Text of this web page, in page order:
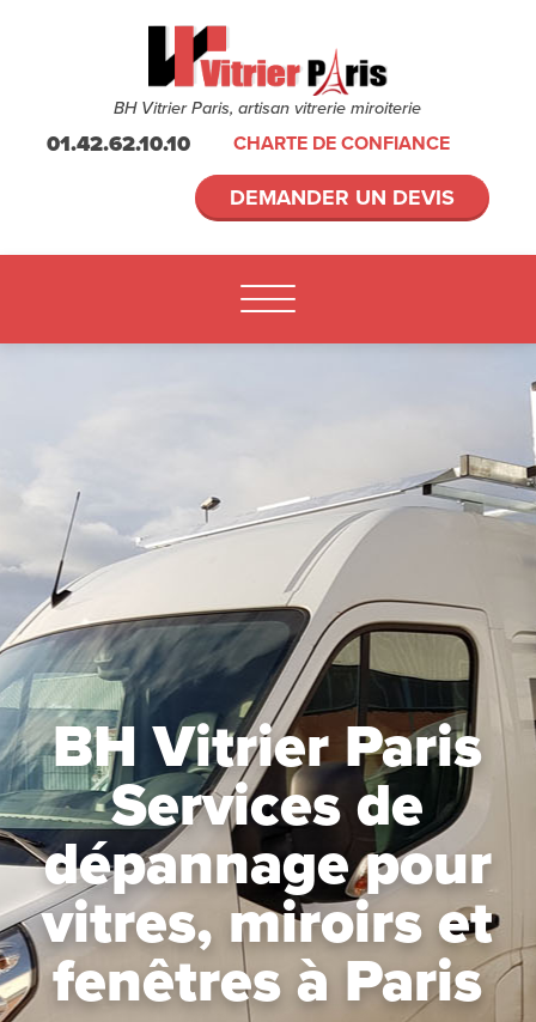
BH Vitrier Paris, artisan vitrerie miroiterie
01.42.62.10.10 CHARTE DE CONFIANCE
DEMANDER UN DEVIS
BH Vitrier Paris
Services de
dépannage pour
vitres, miroirs et
fenêtres à Paris